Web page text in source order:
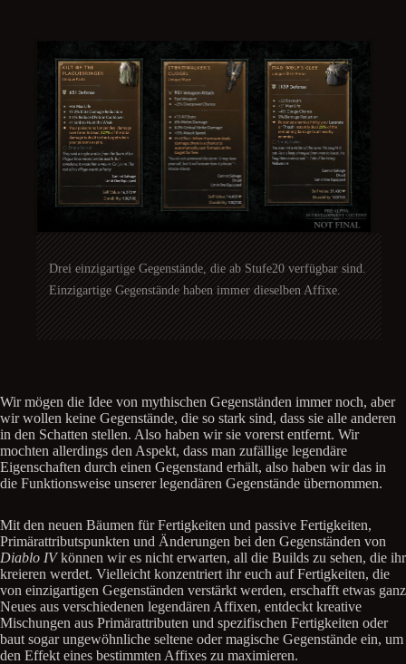
Drei einzigartige Gegenstände, die ab Stufe20 verfügbar sind.
Einzigartige Gegenstände haben immer dieselben Affixe.
Wir mögen die Idee von mythischen Gegenständen immer noch, aber
wir wollen keine Gegenstände, die so stark sind, dass sie alle anderen
in den Schatten stellen. Also haben wir sie vorerst entfernt. Wir
mochten allerdings den Aspekt, dass man zufällige legendäre
Eigenschaften durch einen Gegenstand erhält, also haben wir das in
die Funktionsweise unserer legendären Gegenstände übernommen.
Mit den neuen Bäumen für Fertigkeiten und passive Fertigkeiten,
Primärattributspunkten und Änderungen bei den Gegenständen von
Diablo IVkönnen wir es nicht erwarten, all die Builds zu sehen, die ihr
kreieren werdet. Vielleicht konzentriert ihr euch auf Fertigkeiten, die
von einzigartigen Gegenständen verstärkt werden, erschafft etwas ganz
Neues aus verschiedenen legendären Affixen, entdeckt kreative
Mischungen aus Primärattributen und spezifischen Fertigkeiten oder
baut sogar ungewöhnliche seltene oder magische Gegenstände ein, um
den Effekt eines bestimmten Affixes zu maximieren.